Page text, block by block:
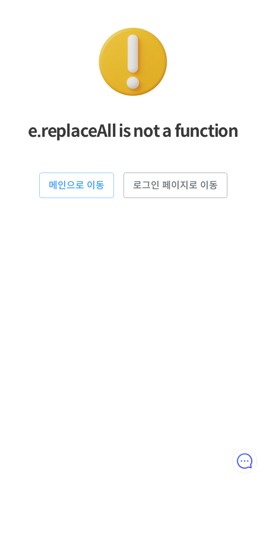
e.replaceAll is not a function
메인으로 이동 로그인 페이지로 이동